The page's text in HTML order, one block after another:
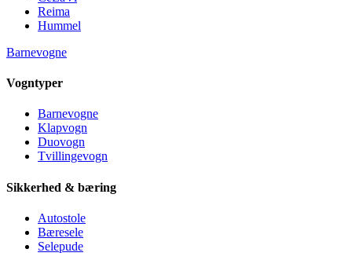
Reima
Hummel
Barnevogne
Vogntyper
Barnevogne
Klapvogn
Duovogn
Tvillingevogn
Sikkerhed & bæring
Autostole
Bæresele
Selepude